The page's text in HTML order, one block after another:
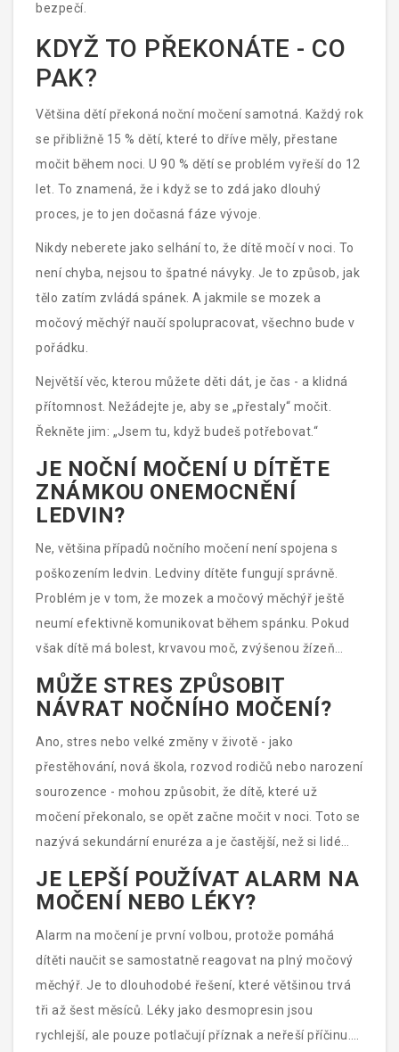
bezpečí.
KDYŽ TO PŘEKONÁTE - CO
PAK?
Většina dětí překoná noční močení samotná. Každý rok
se přibližně 15 % dětí, které to dříve měly, přestane
močit během noci. U 90 % dětí se problém vyřeší do 12
let. To znamená, že i když se to zdá jako dlouhý
proces, je to jen dočasná fáze vývoje.
Nikdy neberete jako selhání to, že dítě močí v noci. To
není chyba, nejsou to špatné návyky. Je to způsob, jak
tělo zatím zvládá spánek. A jakmile se mozek a
močový měchýř naučí spolupracovat, všechno bude v
pořádku.
Největší věc, kterou můžete děti dát, je čas - a klidná
přítomnost. Nežádejte je, aby se „přestaly“ močit.
Řekněte jim: „Jsem tu, když budeš potřebovat.“
JE NOČNÍ MOČENÍ U DÍTĚTE
ZNÁMKOU ONEMOCNĚNÍ
LEDVIN?
Ne, většina případů nočního močení není spojena s
poškozením ledvin. Ledviny dítěte fungují správně.
Problém je v tom, že mozek a močový měchýř ještě
neumí efektivně komunikovat během spánku. Pokud
však dítě má bolest, krvavou moč, zvýšenou žízeň
nebo časté močení i během dne, je třeba vyšetřit
možné onemocnění, jako je infekce nebo diabet.
MŮŽE STRES ZPŮSOBIT
NÁVRAT NOČNÍHO MOČENÍ?
Ano, stres nebo velké změny v životě - jako
přestěhování, nová škola, rozvod rodičů nebo narození
sourozence - mohou způsobit, že dítě, které už
močení překonalo, se opět začne močit v noci. Toto se
nazývá sekundární enuréza a je častější, než si lidé
myslí. Podpora a klidná atmosféra pomáhají dítěti se
rychleji vrátit zpět.
JE LEPŠÍ POUŽÍVAT ALARM NA
MOČENÍ NEBO LÉKY?
Alarm na močení je první volbou, protože pomáhá
dítěti naučit se samostatně reagovat na plný močový
měchýř. Je to dlouhodobé řešení, které většinou trvá
tři až šest měsíců. Léky jako desmopresin jsou
rychlejší, ale pouze potlačují příznak a neřeší příčinu.